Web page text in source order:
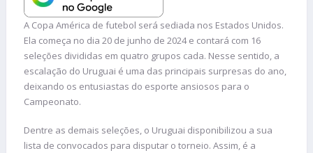
A Copa América de futebol será sediada nos Estados Unidos.
Ela começa no dia 20 de junho de 2024 e contará com 16
seleções divididas em quatro grupos cada. Nesse sentido, a
escalação do Uruguai é uma das principais surpresas do ano,
deixando os entusiastas do esporte ansiosos para o
Campeonato.
Dentre as demais seleções, o Uruguai disponibilizou a sua
lista de convocados para disputar o torneio. Assim, é a